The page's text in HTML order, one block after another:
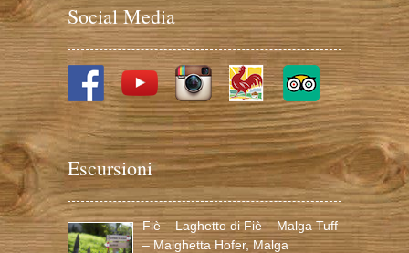
Social Media
Escursioni
Fiè – Laghetto di Fiè – Malga Tuff
– Malghetta Hofer, Malga